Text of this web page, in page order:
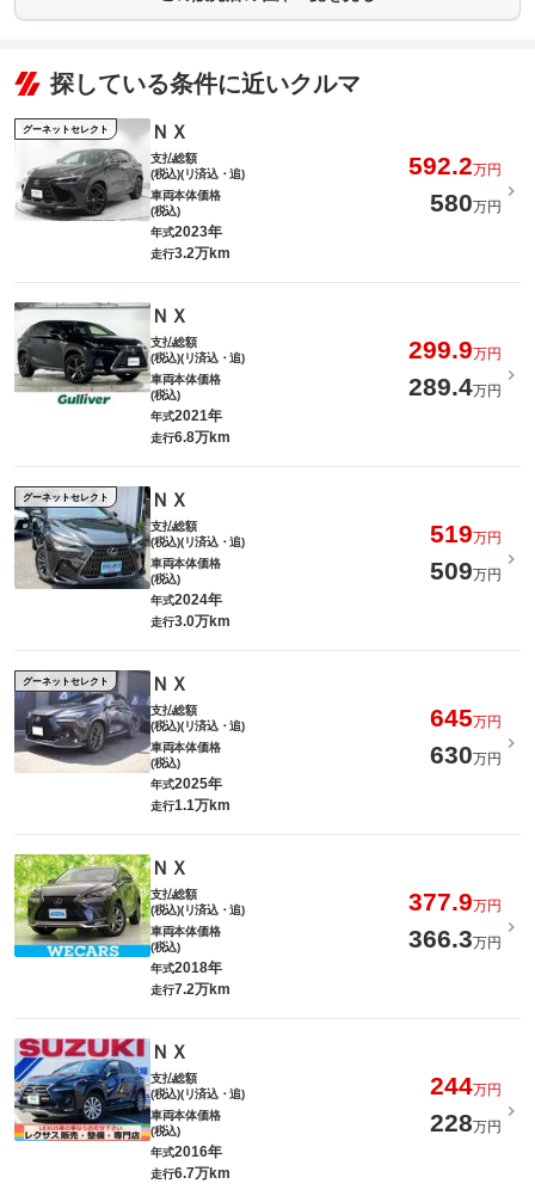
探している条件に近いクルマ
グーネットセレクト ＮＸ
支払総額
(税込)(リ済込・追)
592.2万円
車両本体価格
(税込)
580万円
年式2023年
走行3.2万km
ＮＸ
支払総額
(税込)(リ済込・追)
299.9万円
車両本体価格
(税込)
289.4万円
年式2021年
走行6.8万km
グーネットセレクト ＮＸ
支払総額
(税込)(リ済込・追)
519万円
車両本体価格
(税込)
509万円
年式2024年
走行3.0万km
グーネットセレクト ＮＸ
支払総額
(税込)(リ済込・追)
645万円
車両本体価格
(税込)
630万円
年式2025年
走行1.1万km
ＮＸ
支払総額
(税込)(リ済込・追)
377.9万円
車両本体価格
(税込)
366.3万円
年式2018年
走行7.2万km
ＮＸ
支払総額
(税込)(リ済込・追)
244万円
車両本体価格
(税込)
228万円
年式2016年
走行6.7万km